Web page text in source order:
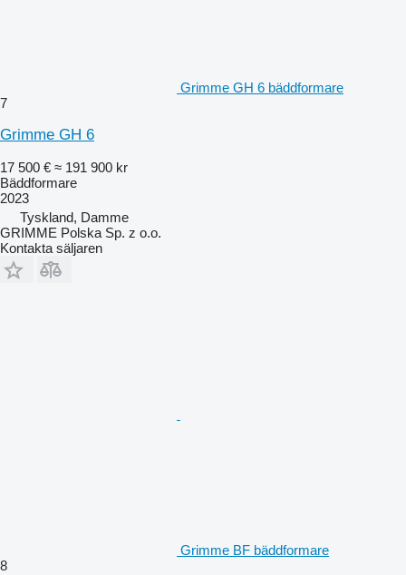
Grimme GH 6 bäddformare
7
Grimme GH 6
17 500 € ≈ 191 900 kr
Bäddformare
2023
Tyskland, Damme
GRIMME Polska Sp. z o.o.
Kontakta säljaren
Grimme BF bäddformare
8